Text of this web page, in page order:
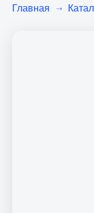
Главная